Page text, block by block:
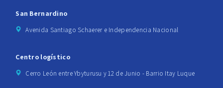
San Bernardino
Avenida Santiago Schaerer e Independencia Nacional
Centro logístico
Cerro León entre Ybyturusu y 12 de Junio - Barrio Itay Luque